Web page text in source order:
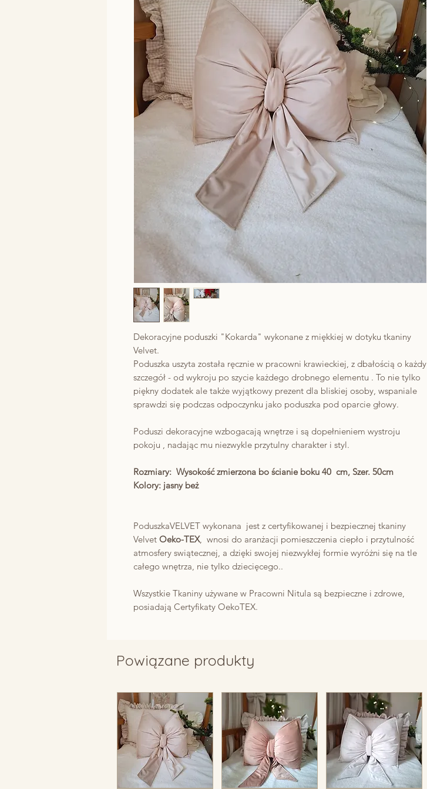
Dekoracyjne poduszki "Kokarda" wykonane z miękkiej w dotyku tkaniny
Velvet.
Poduszka uszyta została ręcznie w pracowni krawieckiej, z dbałością o każdy
szczegół - od wykroju po szycie każdego drobnego elementu . To nie tylko
piękny dodatek ale także wyjątkowy prezent dla bliskiej osoby, wspaniale
sprawdzi się podczas odpoczynku jako poduszka pod oparcie głowy.
Poduszi dekoracyjne wzbogacają wnętrze i są dopełnieniem wystroju
pokoju , nadając mu niezwykle przytulny charakter i styl.
Rozmiary: Wysokość zmierzona bo ścianie boku 40 cm, Szer. 50cm
Kolory: jasny beż
PoduszkaVELVET wykonana jest z certyfikowanej i bezpiecznej tkaniny
Velvet Oeko-TEX, wnosi do aranżacji pomieszczenia ciepło i przytulność
atmosfery swiątecznej, a dzięki swojej niezwykłej formie wyróżni się na tle
całego wnętrza, nie tylko dziecięcego..
Wszystkie Tkaniny używane w Pracowni Nitula są bezpieczne i zdrowe,
posiadają Certyfikaty OekoTEX.
Powiązane produkty